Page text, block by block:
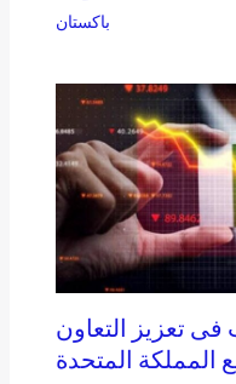
باكستان
تعزيز التعاون
المملكة المتحدة